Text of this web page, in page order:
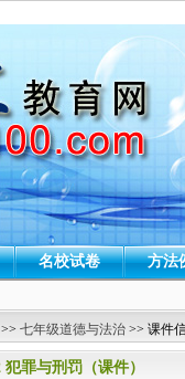
名校试卷 方法
>> 七年级道德与法治 >> 课件
犯罪与刑罚（课件）